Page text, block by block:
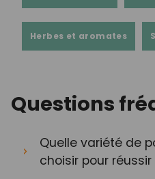
Herbes et aromates
Questions
Quelle variété de
choisir pour